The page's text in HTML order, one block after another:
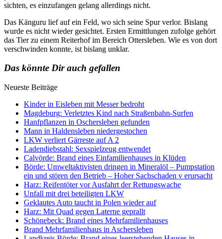
sichten, es einzufangen gelang allerdings nicht.
Das Känguru lief auf ein Feld, wo sich seine Spur verlor. Bislang
wurde es nicht wieder gesichtet. Ersten Ermittlungen zufolge gehört
das Tier zu einem Reiterhof im Bereich Ottersleben. Wie es von dort
verschwinden konnte, ist bislang unklar.
Das könnte Dir auch gefallen
Neueste Beiträge
Kinder in Eisleben mit Messer bedroht
Magdeburg: Verletztes Kind nach Straßenbahn-Surfen
Hanfpflanzen in Oschersleben gefunden
Mann in Haldensleben niedergestochen
LKW verliert Gärreste auf A 2
Ladendiebstahl: Sexspielzeug entwendet
Calvörde: Brand eines Einfamilienhauses in Klüden
Börde: Umweltaktivisten dringen in Mineralöl – Pumpstation
ein und stören den Betrieb – Hoher Sachschaden v erursacht
Harz: Reifentöter vor Ausfahrt der Rettungswache
Unfall mit drei beteiligten LKW
Geklautes Auto taucht in Polen wieder auf
Harz: Mit Quad gegen Laterne geprallt
Schönebeck: Brand eines Mehrfamilienhauses
Brand Mehrfamilienhaus in Aschersleben